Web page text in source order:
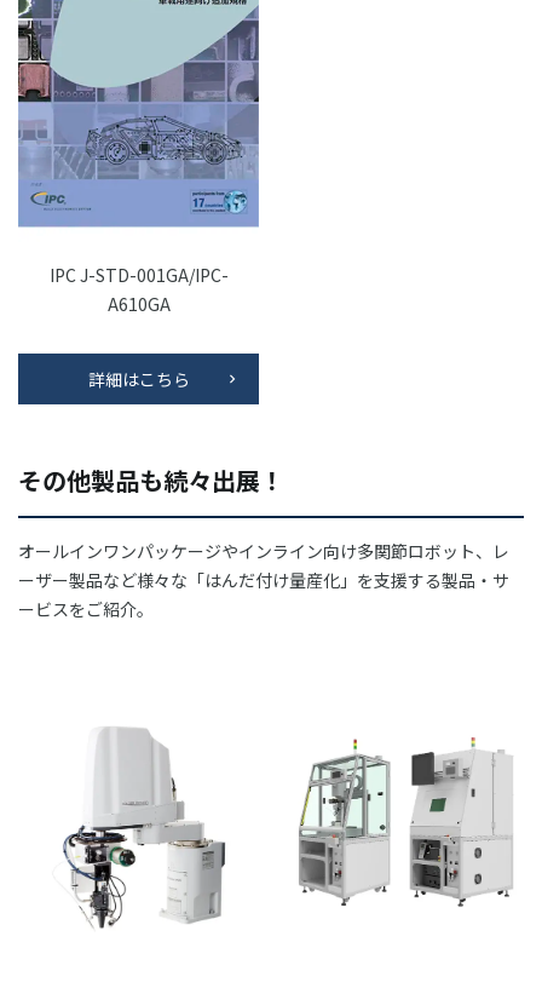
IPC J-STD-001GA/IPC-
A610GA
詳細はこちら
その他製品も続々出展！
オールインワンパッケージやインライン向け多関節ロボット、レ
ーザー製品など様々な「はんだ付け量産化」を支援する製品・サ
ービスをご紹介。